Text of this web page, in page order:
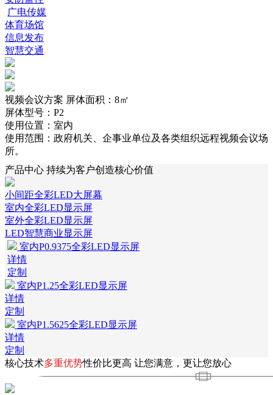
广电传媒
体育场馆
信息发布
智慧交通
视频会议方案 屏体面积：8㎡
屏体型号：P2
使用位置：室内
使用范围：政府机关、企事业单位及各类组织远程视频会议场
所。
产品中心 持续为客户创造核心价值
小间距全彩LED大屏幕
室内全彩LED显示屏
室外全彩LED显示屏
LED智慧商业显示屏
室内P0.9375全彩LED显示屏
详情
定制
室内P1.25全彩LED显示屏
详情
定制
室内P1.5625全彩LED显示屏
详情
定制
核心技术多重优势性价比更高 让您满意，更让您放心